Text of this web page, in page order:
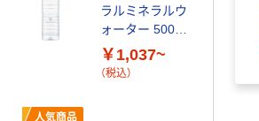
ラルミネラルウ
ォーター 500ml
キャップシール
付き／2Lラベル
￥1,037~
（税込）
人気商品